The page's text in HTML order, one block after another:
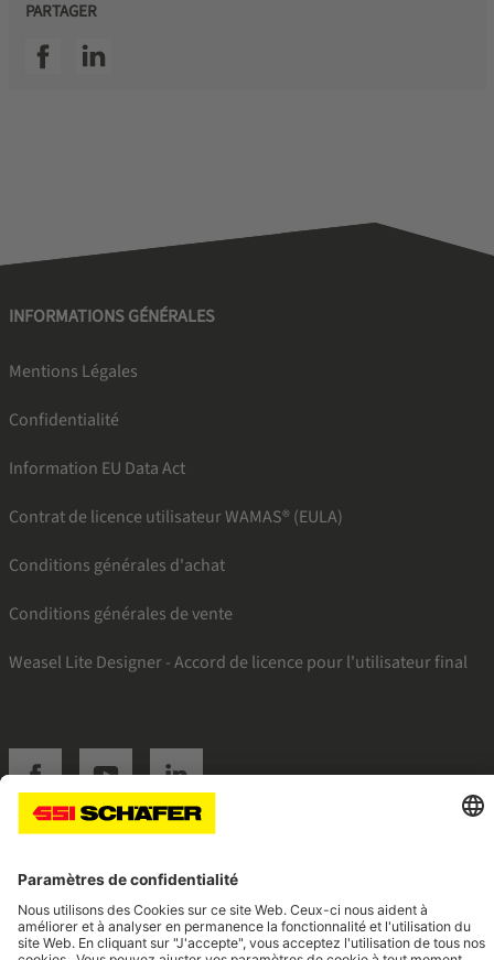
PARTAGER
SSI facebookSSI linkedin
INFORMATIONS GÉNÉRALES
Mentions Légales
Confidentialité
Information EU Data Act
Contrat de licence utilisateur WAMAS® (EULA)
Conditions générales d'achat
Conditions générales de vente
Weasel Lite Designer - Accord de licence pour l'utilisateur final
SSI facebookSSI youtubeSSI linkedin